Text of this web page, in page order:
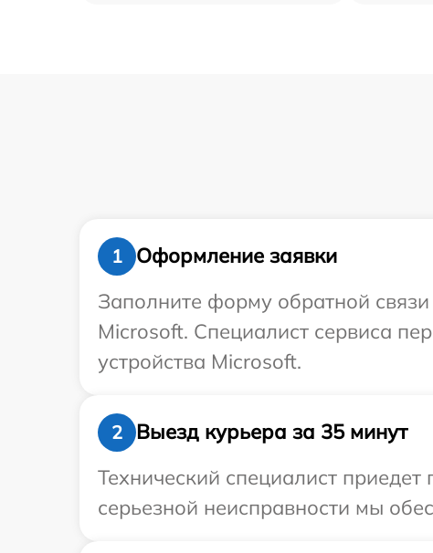
1
Оформление заявки
Заполните форму обратной
Microsoft. Специалист сервиса
устройства Microsoft.
2
Выезд курьера за 35 минут
Технический специалист
серьезной неисправности мы